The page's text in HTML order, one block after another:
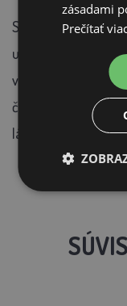
Skladovať v
uzavretých
výrobok už
čiastočky a mierny
látok a nie je na
zásadami
Prečítať